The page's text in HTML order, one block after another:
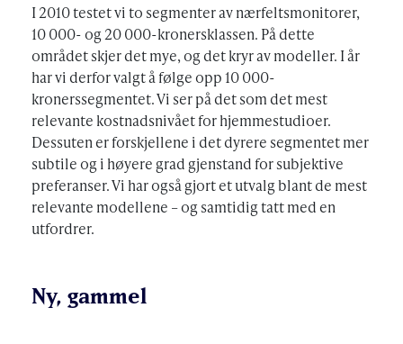
I 2010 testet vi to segmenter av nærfeltsmonitorer,
10 000- og 20 000-kronersklassen. På dette
området skjer det mye, og det kryr av modeller. I år
har vi derfor valgt å følge opp 10 000-
kronerssegmentet. Vi ser på det som det mest
relevante kostnadsnivået for hjemmestudioer.
Dessuten er forskjellene i det dyrere segmentet mer
subtile og i høyere grad gjenstand for subjektive
preferanser. Vi har også gjort et utvalg blant de mest
relevante modellene – og samtidig tatt med en
utfordrer.
Ny, gammel